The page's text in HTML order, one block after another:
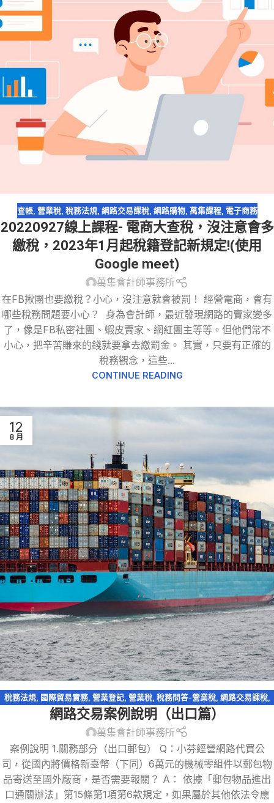
查帳, 營業稅, 稅務法規, 網路交易課稅, 網路購物, 萬集課程, 電子商務
20220927線上課程- 電商大查稅，沒注意會多
繳稅，2023年1月起稅籍登記新規定!(使用
Google meet)
萬集會計師事務所
在FB揪團也要繳稅？小心，沒注意就會被罰！ 經營電商，會有
哪些稅務問題要小心？ 身為會計師，最近發現網路的賣家變多
了，像是FB私密社團、蝦皮賣家、網紅團主等等。但他們常不
小心，把辛苦賺來的錢就要拿去繳罰金。 其實，只要有正確的
稅務觀念，這些...
CONTINUE READING
12
8 月
稅務法規, 國際貿易實務, 營業登記, 營業稅, 稅務問答-營業稅, 網路交易課稅,
網路拍賣,零稅率申報,電商系列,電子商務
網路交易案例說明（出口篇）
萬集會計師事務所
案例說明 1.關務部分（出口郵包） Q：小芬經營網路代買公
司，從國內將價格新臺幣（下同）6萬元的機械零組件以郵包物
品寄送至國外廠商，是否需要報關？ A： 依據「郵包物品進出
口通關辦法」第15條第1項第6款規定，如果屬於其他依法令應